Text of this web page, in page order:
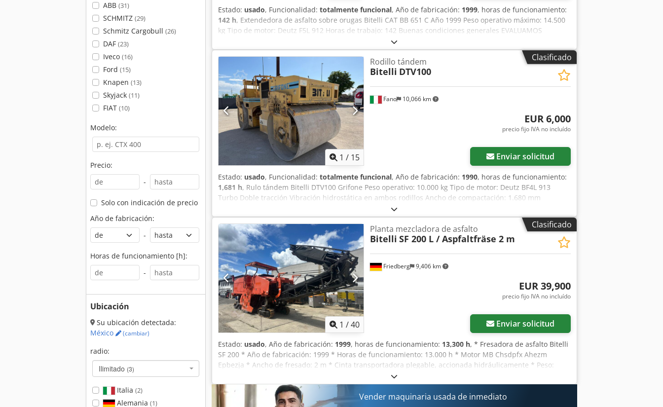
ABB (31)
SCHMITZ (29)
Schmitz Cargobull (26)
DAF (23)
Iveco (16)
Ford (15)
Knapen (13)
Skyjack (11)
FIAT (10)
Modelo:
Precio:
-
Solo con indicación de precio
Año de fabricación:
-
Horas de funcionamiento [h]:
-
Ubicación
Su ubicación detectada:
México
(cambiar)
radio:
Ilimitado (3)
Italia (2)
Alemania (1)
Estado: usado, Funcionalidad: totalmente funcional, Año de fabricación: 1999, horas de funcionamiento:
142 h, Extendedora de asfalto sobre orugas Bitelli CAT BB 651 C Año 1999 Peso operativo máximo: 14.500
kg Tipo de motor: Deutz F5L 912 Horas de trabajo: 142 Buenas condiciones generales EVALUAMOS
PERMUTAS DE VEHÍCULOS DE TODAS LAS MARCAS, MAN, MERCEDES, DAF, RENAULT, VOLVO, SCANIA, CON
EQUIPO CIFA, SERMAC, PUTZMEISTER; O MAQUINARIA DE MOVIMIENTO DE TIERRAS CATERPILLAR, FIAT
HITACHI, KOMATSU Chjdjzqu Sgepfx Ahzja
Clasificado
1 / 15
Fano 10,066 km
Rodillo tándem
Bitelli DTV100
EUR 6,000
precio fijo IVA no incluído
Enviar solicitud
Estado: usado, Funcionalidad: totalmente funcional, Año de fabricación: 1990, horas de funcionamiento:
1,681 h, Rulo tándem Bitelli DTV100 Grifone Peso operativo: 10.000 kg Tipo de motor: Deutz BF4L 913
Turbo Doble tracción Vibración hidrostática en ambos rodillos Ancho de compactación: 1.680 mm
Codozqu Stspfx Ahzjha Horas de trabajo: 1.901 Buen estado general ACEPTAMOS VEHÍCULOS EN PARTE DE
PAGO DE TODAS LAS MARCAS: MAN, MERCEDES, DAF, RENAULT, VOLVO, SCANIA, CON EQUIPAMIENTO
CIFA, SERMAC, PUTZMEISTER; O MAQUINARIA DE MOVIMIENTO DE TIERRAS CATERPILLAR, FIAT HITACHI,
KOMATSU.
Clasificado
1 /40
Friedberg 9,406 km
Planta mezcladora de asfalto
Bitelli SF 200 L / Aspfaltfräse 2 m
EUR 39,900
precio fijo IVA no incluído
Enviar solicitud
Estado: usado, Año de fabricación: 1999, horas de funcionamiento: 13,300 h, * Fresadora de asfalto Bitelli
SF 200 * Año de fabricación: 1999 * Horas de funcionamiento: 13.000 h * Motor MB Chsdpfx Ahezm
Epbezja * Ancho de fresado: 2 m * Cinta transportadora plegable, accionada hidráulicamente * Peso:
29.000 kg * Más imágenes y vídeos disponibles a través de WhatsApp * La información se ofrece sin
garantía y está sujeta a posibles ventas intermedias.
Vender maquinaria usada de inmediato